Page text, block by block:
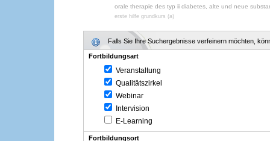
orale therapie des typ ii diabetes, alte und neue
erste hilfe grundkurs (a)
Falls Sie Ihre Suchergebnisse verfeinern möchten,
Fortbildungsart
Veranstaltung
Qualitätszirkel
Webinar
Intervision
E-Learning
Fortbildungsort